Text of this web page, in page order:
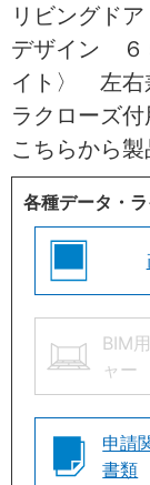
リビングド
デザイン ６
イト〉 左
ラクローズ
こちらから
各種データ・
BIM
ャー
申請
書類